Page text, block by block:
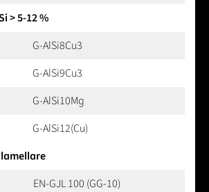
> 5-12 %
G-AlSi8Cu3
G-AlSi9Cu3
G-AlSi10Mg
G-AlSi12(Cu)
EN-GJL 100 (GG-10)